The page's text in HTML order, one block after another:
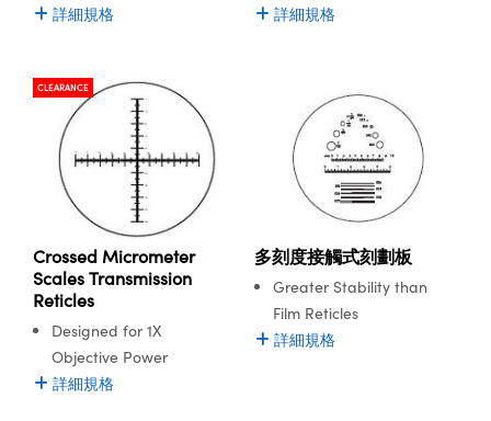
詳細規格
詳細規格
CLEARANCE
Crossed Micrometer
Scales Transmission
Reticles
Designed for 1X
Objective Power
詳細規格
多刻度接觸式刻劃板
Greater Stability than
Film Reticles
詳細規格